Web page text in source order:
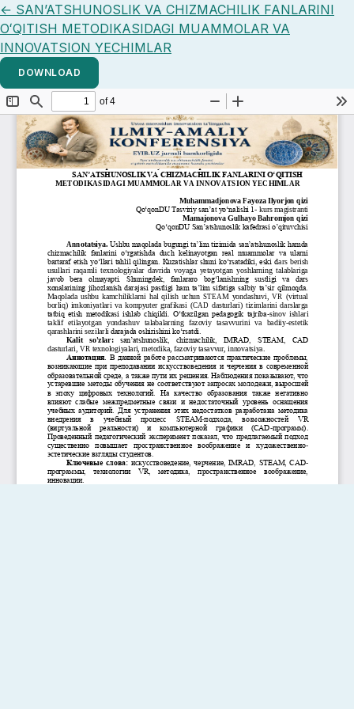
← Return to Article Details
SAN’ATSHUNOSLIK VA CHIZMACHILIK FANLARINI
OʻQITISH METODIKASIDAGI MUAMMOLAR VA
INNOVATSION YECHIMLAR
DOWNLOAD